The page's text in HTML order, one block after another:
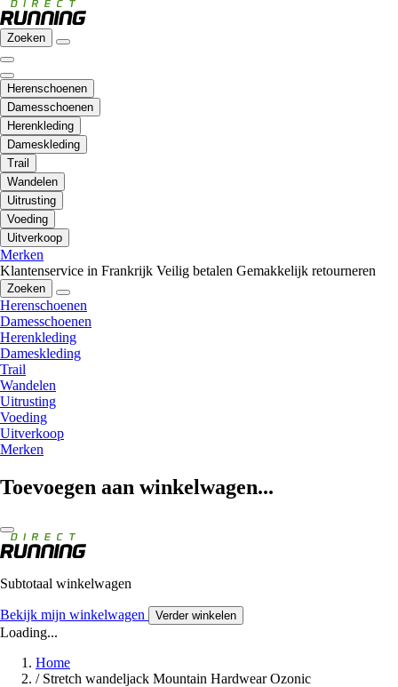
Zoeken
Herenschoenen
Damesschoenen
Herenkleding
Dameskleding
Trail
Wandelen
Uitrusting
Voeding
Uitverkoop
Merken
Klantenservice in Frankrijk Veilig betalen Gemakkelijk retourneren
Zoeken
Herenschoenen
Damesschoenen
Herenkleding
Dameskleding
Trail
Wandelen
Uitrusting
Voeding
Uitverkoop
Merken
Toevoegen aan winkelwagen...
Subtotaal winkelwagen
Bekijk mijn winkelwagen Verder winkelen
Loading...
Home
/ Stretch wandeljack Mountain Hardwear Ozonic